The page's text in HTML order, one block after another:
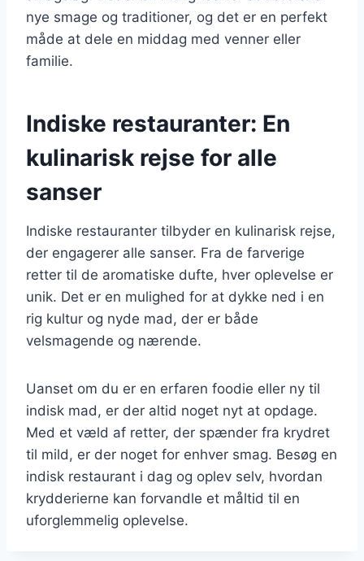
nye smage og traditioner, og det er en perfekt
måde at dele en middag med venner eller
familie.
Indiske restauranter: En
kulinarisk rejse for alle
sanser
Indiske restauranter tilbyder en kulinarisk rejse,
der engagerer alle sanser. Fra de farverige
retter til de aromatiske dufte, hver oplevelse er
unik. Det er en mulighed for at dykke ned i en
rig kultur og nyde mad, der er både
velsmagende og nærende.
Uanset om du er en erfaren foodie eller ny til
indisk mad, er der altid noget nyt at opdage.
Med et væld af retter, der spænder fra krydret
til mild, er der noget for enhver smag. Besøg en
indisk restaurant i dag og oplev selv, hvordan
krydderierne kan forvandle et måltid til en
uforglemmelig oplevelse.